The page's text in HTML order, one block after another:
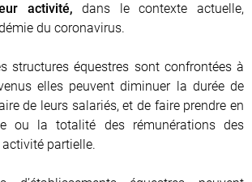
activité, dans le contexte actuelle,
du coronavirus.
structures équestres sont confrontées à
elles peuvent diminuer la durée de
de leurs salariés, et de faire prendre en
ou la totalité des rémunérations des
partielle.